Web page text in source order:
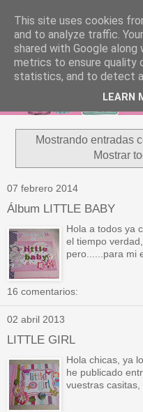
Mostrando entradas
Mostrar
07 febrero 2014
Álbum LITTLE BABY
Hola a todos ya
el tiempo
pero......para mi
16 comentarios:
02 abril 2013
LITTLE GIRL
Hola chicas, ya
he publicado
vuestras casitas,
This site uses cookies
and to analyze traffic.
shared with Google
metrics to ensure quality
statistics, and to detect
LEARN